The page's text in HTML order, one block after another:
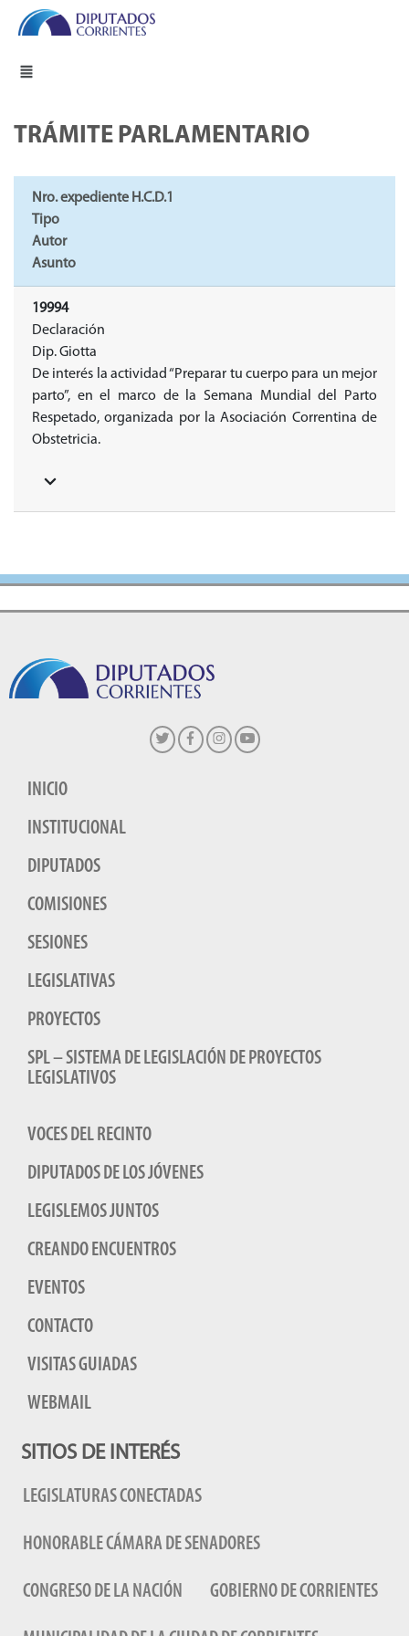
TRÁMITE PARLAMENTARIO
Nro. expediente H.C.D.1
Tipo
Autor
Asunto
19994
Declaración
Dip. Giotta
De interés la actividad “Preparar tu cuerpo para un mejor
parto”, en el marco de la Semana Mundial del Parto
Respetado, organizada por la Asociación Correntina de
Obstetricia.
INICIO
INSTITUCIONAL
DIPUTADOS
COMISIONES
SESIONES
LEGISLATIVAS
PROYECTOS
SPL – SISTEMA DE LEGISLACIÓN DE PROYECTOS
LEGISLATIVOS
VOCES DEL RECINTO
DIPUTADOS DE LOS JÓVENES
LEGISLEMOS JUNTOS
CREANDO ENCUENTROS
EVENTOS
CONTACTO
VISITAS GUIADAS
WEBMAIL
SITIOS DE INTERÉS
LEGISLATURAS CONECTADAS
HONORABLE CÁMARA DE SENADORES
CONGRESO DE LA NACIÓN GOBIERNO DE CORRIENTES